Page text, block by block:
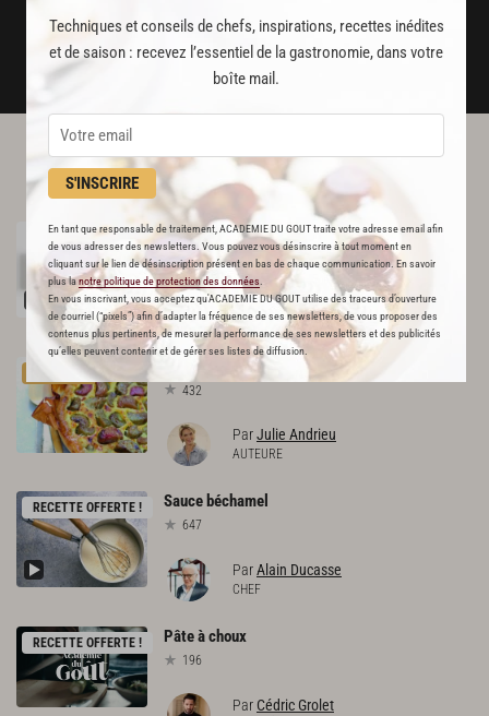
Techniques et conseils de chefs, inspirations, recettes inédites
et de saison : recevez l’essentiel de la gastronomie, dans votre
boîte mail.
S'INSCRIRE
En tant que responsable de traitement, ACADEMIE DU GOUT traite votre adresse email afin
de vous adresser des newsletters. Vous pouvez vous désinscrire à tout moment en
cliquant sur le lien de désinscription présent en bas de chaque communication. En savoir
plus lanotre politique de protection des données
En vous inscrivant, vous acceptez qu'ACADEMIE DU GOUT utilise des traceurs d’ouverture
de courriel (“pixels”) afin d’adapter la fréquence de ses newsletters, de vous proposer des
contenus plus pertinents, de mesurer la performance de ses newsletters et des publicités
qu’elles peuvent contenir et de gérer ses listes de diffusion.
JE M'ABONNE
DÉJÀ ABONNÉ(E) ? JE ME CONNECTE
L'ACADÉMIE DU GOÛT VOUS
RECOMMANDE
RECETTE OFFERTE ! Crèmeanglaise
838
ParAlain Ducasse
CHEF
PREMIUM Tarte rhubarbe
432
ParJulie Andrieu
AUTEURE
RECETTE OFFERTE ! Sauce béchamel
647
ParAlain Ducasse
CHEF
RECETTE OFFERTE ! Pâteàchoux
196
Par Cédric Grolet